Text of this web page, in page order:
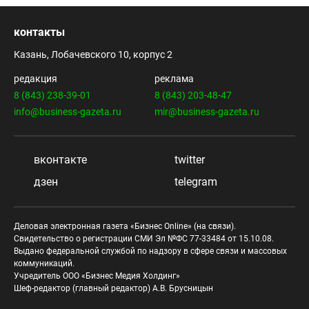
контакты
Казань, Лобачевского 10, корпус 2
редакция
8 (843) 238-39-01
info@business-gazeta.ru
реклама
8 (843) 203-48-47
mir@business-gazeta.ru
вконтакте
twitter
дзен
telegram
Деловая электронная газета «Бизнес Online» (на связи).
Свидетельство о регистрации СМИ Эл №ФС 77-33484 от 15.10.08.
Выдано федеральной службой по надзору в сфере связи и массовых
коммуникаций.
Учредитель ООО «Бизнес Медия Холдинг»
Шеф-редактор (главный редактор) А.В. Брусницын